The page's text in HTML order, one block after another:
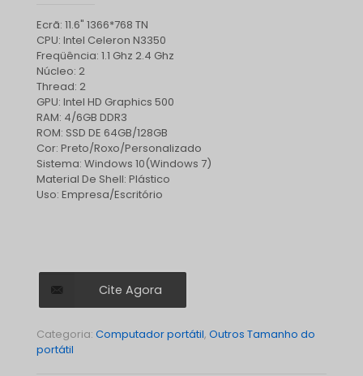
Ecrã: 11.6" 1366*768 TN
CPU: Intel Celeron N3350
Freqüência: 1.1 Ghz 2.4 Ghz
Núcleo: 2
Thread: 2
GPU: Intel HD Graphics 500
RAM: 4/6GB DDR3
ROM: SSD DE 64GB/128GB
Cor: Preto/Roxo/Personalizado
Sistema: Windows 10(Windows 7)
Material De Shell: Plástico
Uso: Empresa/Escritório
Cite Agora
Categoria: Computador portátil, Outros Tamanho do
portátil